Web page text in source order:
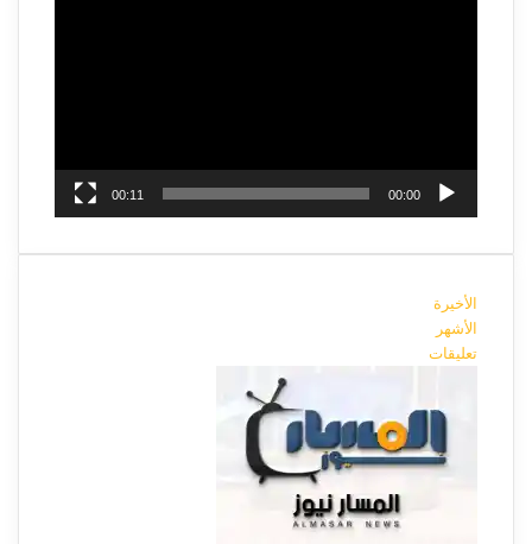
00:00
00:11
الأخيرة
الأشهر
تعليقات